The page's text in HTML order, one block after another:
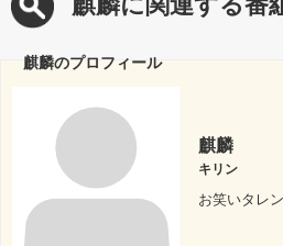
麒麟のプロフィール
麒麟
キリン
お笑いタレ